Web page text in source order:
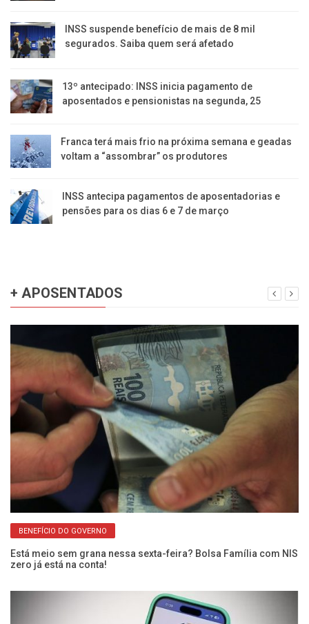
INSS suspende benefício de mais de 8 mil
segurados. Saiba quem será afetado
13º antecipado: INSS inicia pagamento de
aposentados e pensionistas na segunda, 25
Franca terá mais frio na próxima semana e geadas
voltam a “assombrar” os produtores
INSS antecipa pagamentos de aposentadorias e
pensões para os dias 6 e 7 de março
+ APOSENTADOS
BENEFÍCIO DO GOVERNO
Está meio sem grana nessa sexta-feira? Bolsa Família com NIS
zero já está na conta!